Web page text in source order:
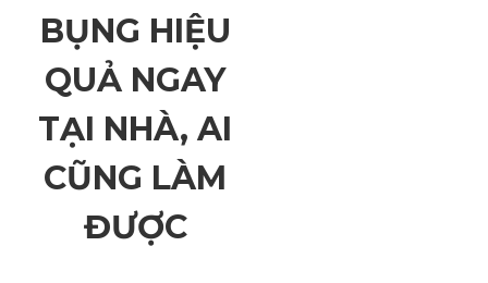
BỤNG HIỆU
QUẢ NGAY
TẠI NHÀ, AI
CŨNG LÀM
ĐƯỢC